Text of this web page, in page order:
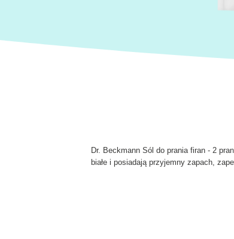
Dr. Beckmann Sól do prania firan - 2
białe i posiadają przyjemny zapach,